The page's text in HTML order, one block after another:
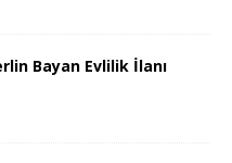
Bayan Evlilik İlanı